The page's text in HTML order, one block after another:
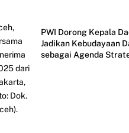
PWI Dorong Kepala
Jadikan Kebudayaan
sebagai Agenda